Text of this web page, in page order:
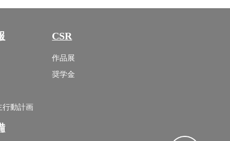
行動計画
CSR
作品展
奨学金